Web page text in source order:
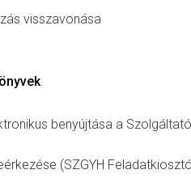
visszavonása
benyújtása a
(SZGYH